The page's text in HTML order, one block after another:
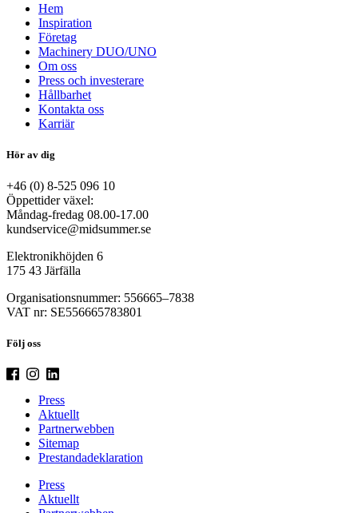
Hem
Inspiration
Företag
Machinery DUO/UNO
Om oss
Press och investerare
Hållbarhet
Kontakta oss
Karriär
Hör av dig
+46 (0) 8-525 096 10
Öppettider växel:
Måndag-fredag 08.00-17.00
kundservice@midsummer.se
Elektronikhöjden 6
175 43 Järfälla
Organisationsnummer: 556665–7838
VAT nr: SE556665783801
Följ oss
Press
Aktuellt
Partnerwebben
Sitemap
Prestandadeklaration
Press
Aktuellt